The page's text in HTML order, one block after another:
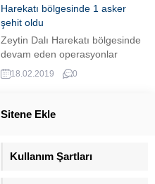
Harekatı bölgesinde 1 asker
şehit oldu
Zeytin Dalı Harekatı bölgesinde
devam eden operasyonlar
sırasında, bir asker şehit oldu.
18.02.2019 0
Sitene Ekle
Kullanım Şartları